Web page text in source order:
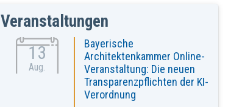
Veranstaltungen
13
Aug.
Bayerische
Architektenkammer Online-
Veranstaltung: Die neuen
Transparenzpflichten der KI-
Verordnung